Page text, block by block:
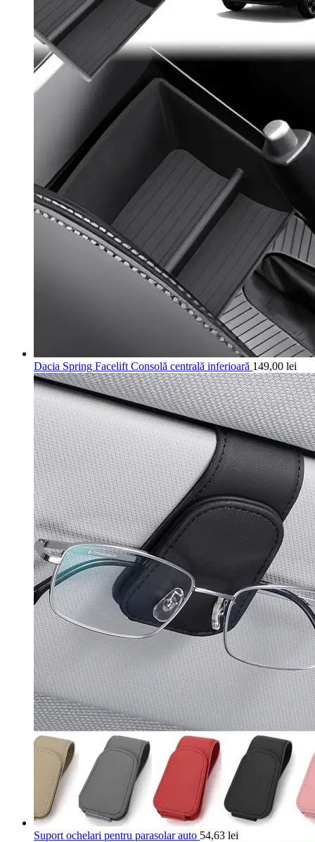
Dacia Spring Facelift Consolă centrală inferioară 149,00 lei
Suport ochelari pentru parasolar auto 54,63 lei